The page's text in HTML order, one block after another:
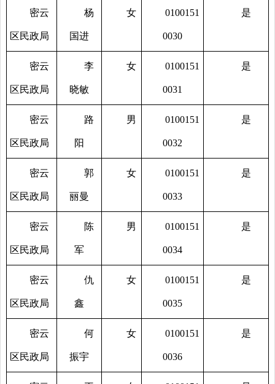
密云
区民政局
杨
国进
女 0100151
0030
是
密云
区民政局
李
晓敏
女 0100151
0031
是
密云
区民政局
路
阳
男 0100151
0032
是
密云
区民政局
郭
丽曼
女 0100151
0033
是
密云
区民政局
陈
军
男 0100151
0034
是
密云
区民政局
仇
鑫
女 0100151
0035
是
密云
区民政局
何
振宇
女 0100151
0036
是